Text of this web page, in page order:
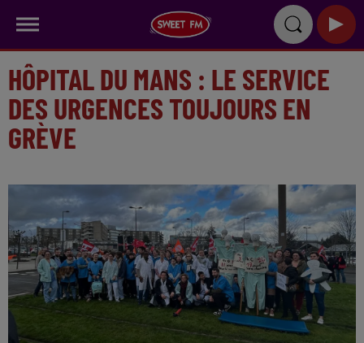
HÔPITAL DU MANS : LE SERVICE
DES URGENCES TOUJOURS EN
GRÈVE